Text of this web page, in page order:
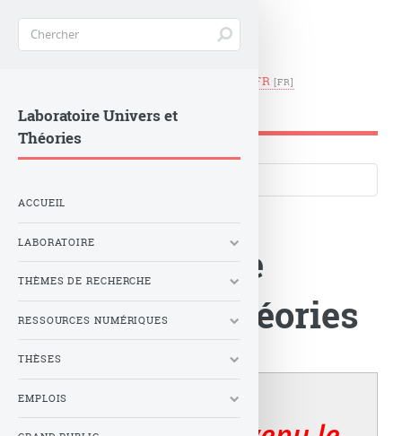
Observatoire de Paris
FR
Langues du site
Le Laboratoire
Univers et Théories
Laboratoire Univers et
Théories
ACCUEIL
LABORATOIRE
THÈMES DE RECHERCHE
RESSOURCES NUMÉRIQUES
THÈSES
EMPLOIS